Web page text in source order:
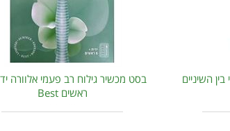
השיניים
ראשים Best